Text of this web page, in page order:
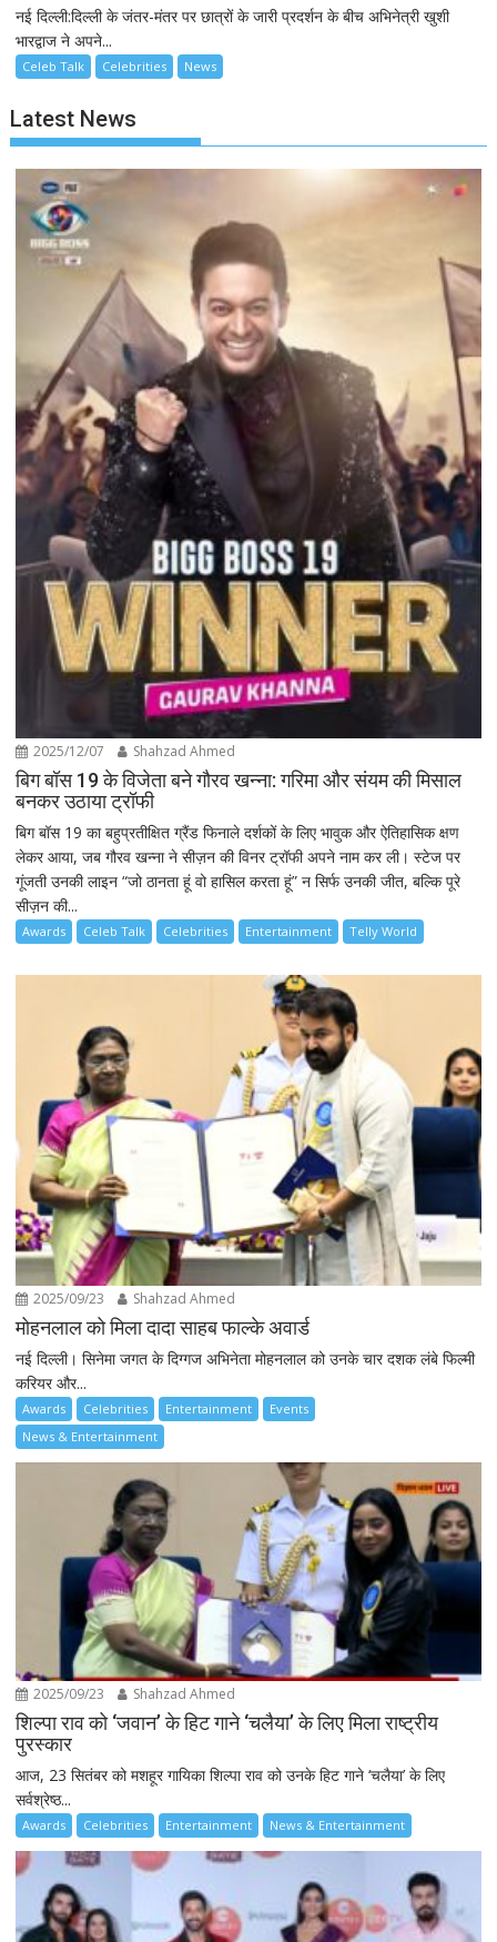
नई दिल्ली:दिल्ली के जंतर-मंतर पर छात्रों के जारी प्रदर्शन के बीच अभिनेत्री खुशी
भारद्वाज ने अपने...
Celeb Talk Celebrities News
Latest News
2025/12/07 Shahzad Ahmed
बिग बॉस 19 के विजेता बने गौरव खन्ना: गरिमा और संयम की मिसाल
बनकर उठाया ट्रॉफी
बिग बॉस 19 का बहुप्रतीक्षित ग्रैंड फिनाले दर्शकों के लिए भावुक और ऐतिहासिक क्षण
लेकर आया, जब गौरव खन्ना ने सीज़न की विनर ट्रॉफी अपने नाम कर ली। स्टेज पर
गूंजती उनकी लाइन “जो ठानता हूं वो हासिल करता हूं” न सिर्फ उनकी जीत, बल्कि पूरे
सीज़न की...
Awards Celeb Talk Celebrities Entertainment Telly World
2025/09/23 Shahzad Ahmed
मोहनलाल को मिला दादा साहब फाल्के अवार्ड
नई दिल्ली। सिनेमा जगत के दिग्गज अभिनेता मोहनलाल को उनके चार दशक लंबे फिल्मी
करियर और...
Awards Celebrities Entertainment
Events
News & Entertainment
2025/09/23 Shahzad Ahmed
शिल्पा राव को ‘जवान’ के हिट गाने ‘चलैया’ के लिए मिला राष्ट्रीय
पुरस्कार
आज, 23 सितंबर को मशहूर गायिका शिल्पा राव को उनके हिट गाने ‘चलैया’ के लिए
सर्वश्रेष्ठ...
Awards Celebrities Entertainment News & Entertainment